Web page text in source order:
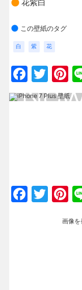
花紫白
この壁紙のタグ
白 紫 花
画像を